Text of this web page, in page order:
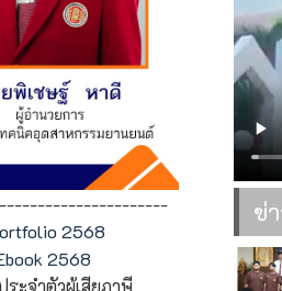
2568
2568
ะจำตัวผู้เสียภาษี
ข่